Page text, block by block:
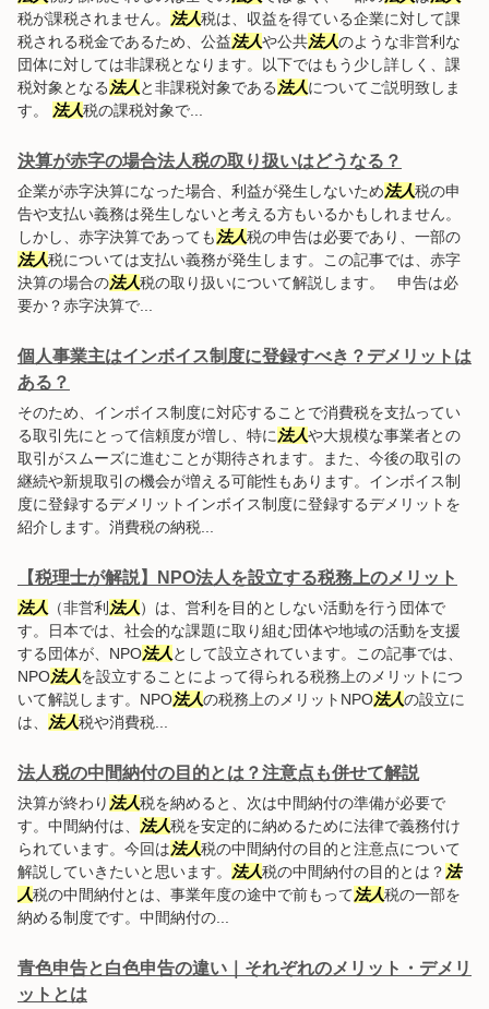
税が課税されません。
法人税は、収益を得ている企業に対して課
税される税金であるため、公益法人や公共法人のような非営利な
団体に対しては非課税となります。以下ではもう少し詳しく、課
税対象となる 法人 と非課税対象である 法人についてご説明致しま
す。
法人税の課税対象で...
決算が赤字の場合法人税の取り扱いはどうなる？
企業が赤字決算になった場合、利益が発生しないため法人税の申
告や支払い義務は発生しないと考える方もいるかもしれません。
しかし、赤字決算であっても 法人税の申告は必要であり、一部の
法人税については支払い義務が発生します。この記事では、赤字
決算の場合の法人税の取り扱いについて解説します。 申告は必
要か？赤字決算で...
個人事業主はインボイス制度に登録すべき？デメリットは
ある？
そのため、インボイス制度に対応することで消費税を支払ってい
る取引先にとって信頼度が増し、特に 法人や大規模な事業者との
取引がスムーズに進むことが期待されます。また、今後の取引の
継続や新規取引の機会が増える可能性もあります。インボイス制
度に登録するデメリットインボイス制度に登録するデメリットを
紹介します。消費税の納税...
【税理士が解説】NPO法人を設立する税務上のメリット
法人 （非営利 法人 ）は、営利を目的としない活動を行う団体で
す。日本では、社会的な課題に取り組む団体や地域の活動を支援
する団体が、NPO法人 として設立されています。この記事では、
NPO法人を設立することによって得られる税務上のメリットにつ
いて解説します。NPO法人の税務上のメリットNPO法人の設立に
は、
法人税や消費税...
法人税の中間納付の目的とは？注意点も併せて解説
決算が終わり 法人税を納めると、次は中間納付の準備が必要で
す。中間納付は、
法人税を安定的に納めるために法律で義務付け
られています。今回は法人税の中間納付の目的と注意点について
解説していきたいと思います。
法人税の中間納付の目的とは？ 法
人税の中間納付とは、事業年度の途中で前もって法人税の一部を
納める制度です。中間納付の...
青色申告と白色申告の違い｜それぞれのメリット・デメリ
ットとは